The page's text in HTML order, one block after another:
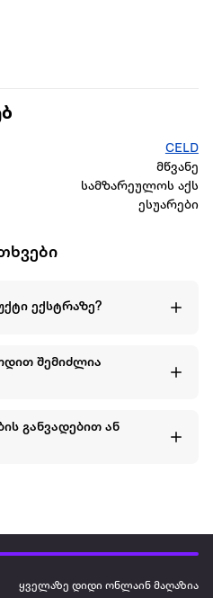
CELD
მწვანე
სამზარეულოს აქს
ესუარები
ექსტრაზე?
შემიძლია
განვადებით ან
ყველაზე დიდი ონლაინ მაღაზია